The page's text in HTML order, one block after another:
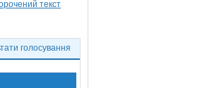
голосування